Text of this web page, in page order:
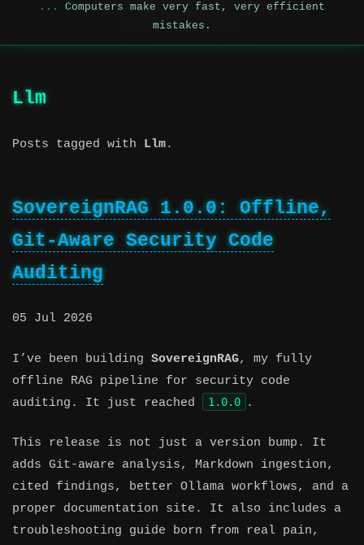
Computers make very fast, very efficient
mistakes.
Llm
Posts tagged with Llm.
SovereignRAG 1.0.0: Offline,
Git-Aware Security Code
Auditing
05 Jul 2026
I’ve been building SovereignRAG, my fully
offline RAG pipeline for security code
auditing. It just reached
1.0.0 .
This release is not just a version bump. It
adds Git-aware analysis, Markdown ingestion,
cited findings, better Ollama workflows, and a
proper documentation site. It also includes a
troubleshooting guide born from real pain,